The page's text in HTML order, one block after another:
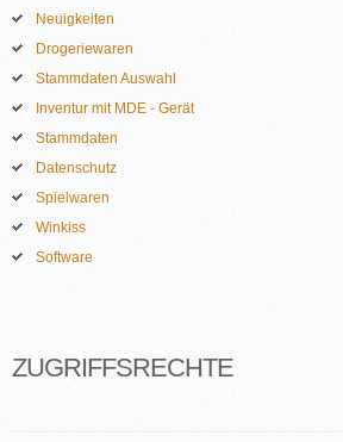
Neuigkeiten
Drogeriewaren
Stammdaten Auswahl
Inventur mit MDE - Gerät
Stammdaten
Datenschutz
Spielwaren
Winkiss
Software
ZUGRIFFSRECHTE